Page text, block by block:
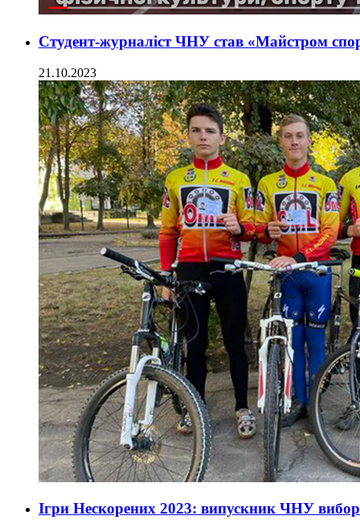
Студент-журналіст ЧНУ став «Майстром
21.10.2023
Ігри Нескорених 2023: випускник ЧНУ